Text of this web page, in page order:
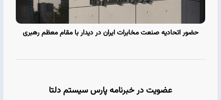
حضور اتحادیه صنعت مخابرات ایران در دیدار با مقام معظم رهبری
عضویت در خبرنامه پارس سیستم دلتا